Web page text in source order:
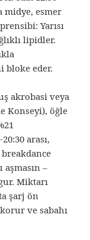
midye, esmer
Yarısı
lipidler.
bloke eder.
akrobasi veya
Konseyi), öğle
arası,
aşmasın –
Miktarı
şarj ön
ve sabahı